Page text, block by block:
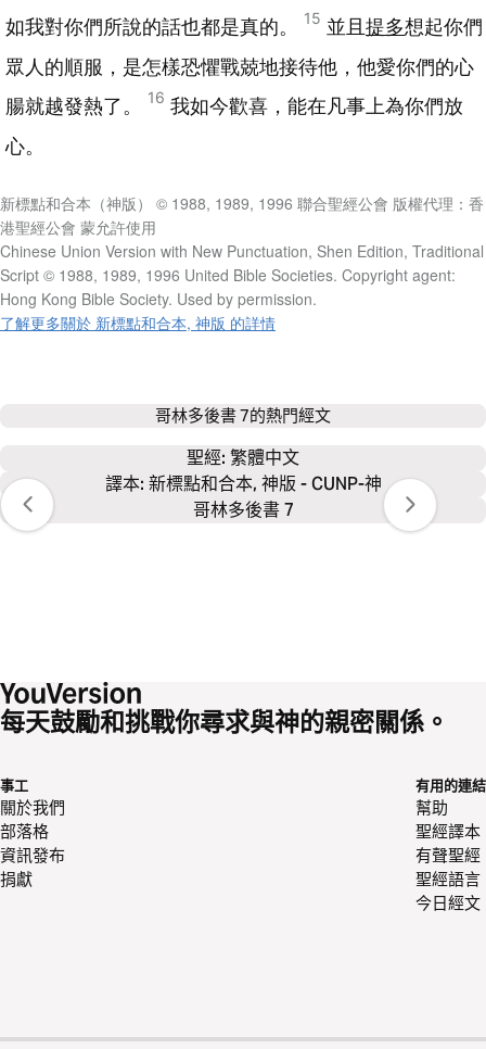
如我對你們所說的話也都是真的。
15 並且提多想起你們
眾人的順服，是怎樣恐懼戰兢地接待他，他愛你們的心
腸就越發熱了。
16 我如今歡喜，能在凡事上為你們放
心。
新標點和合本（神版） © 1988, 1989, 1996 聯合聖經公會 版權代理：香
港聖經公會 蒙允許使用
Chinese Union Version with New Punctuation, Shen Edition, Traditional
Script © 1988, 1989, 1996 United Bible Societies. Copyright agent:
Hong Kong Bible Society. Used by permission.
了解更多關於 新標點和合本, 神版 的詳情
哥林多後書 7的熱門經文
聖經: 繁體中文
譯本: 新標點和合本, 神版 - CUNP-神
哥林多後書 7
每天鼓勵和挑戰你尋求與神的親密關係。
事工
關於我們
部落格
資訊發布
捐獻
有用的連結
幫助
聖經譯本
有聲聖經
聖經語言
今日經文